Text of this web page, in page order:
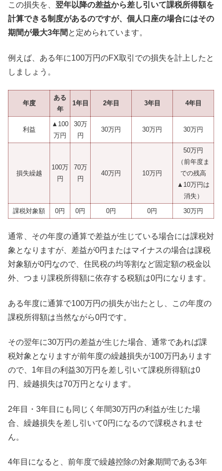
この損失を、 翌年以降の差益から差し引いて課税所得額を
計算できる制度があるのですが、個人口座の場合にはその
期間が最大3年間 と定められています。
例えば、ある年に100万円のFX取引での損失を計上したと
しましょう。
年度
ある
年
1年目 2年目 3年目 4年目
利益
▲100
万円
30万
円
30万円 30万円 30万円
損失繰越
100万
円
70万
円
40万円 10万円
50万円
（前年度ま
での残高
▲10万円は
消失）
課税対象額
0円 0円 0円 0円 30万円
通常、その年度の通算で差益が生じている場合には課税対
象となりますが、差益が0円またはマイナスの場合は課税
対象額が0円なので、住民税の均等割など固定額の税金以
外、つまり課税所得額に依存する税額は0円になります。
ある年度に通算で100万円の損失が出たとし、この年度の
課税所得額は当然ながら0円です。
その翌年に30万円の差益が生じた場合、通常であれば課
税対象となりますが前年度の繰越損失が100万円あります
ので、1年目の利益30万円を差し引いて課税所得額は0
円、繰越損失は70万円となります。
2年目・3年目にも同じく年間30万円の利益が生じた場
合、繰越損失を差し引いて0円になるので課税されませ
ん。
4年目になると、前年度で繰越控除の対象期間である3年